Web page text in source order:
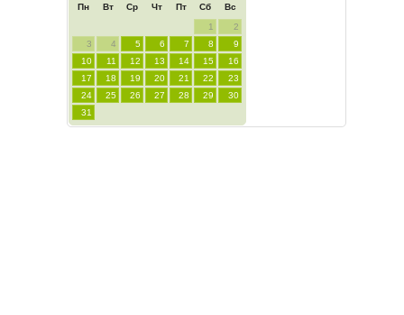
Пн Вт Ср Чт Пт Сб Вс
1
2
3
4 5 6 7 8
9
10
11 12 13 14 15
16
17
18 19 20 21 22
23
24
25 26 27 28 29
30
31